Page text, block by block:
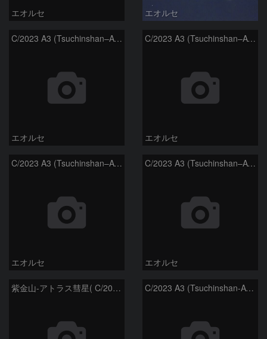
エオルセ エオルセ
C/2023 A3 (Tsuchinshan–ATLAS)
エオルセ
C/2023 A3 (Tsuchinshan–ATLAS)
エオルセ
C/2023 A3 (Tsuchinshan–ATLAS)と天の川
エオルセ
C/2023 A3 (Tsuchinshan–ATLAS)
エオルセ
紫金山-アトラス彗星( C/2023A3 )：2025/09/16 C/2023 A3 (Tsuchinshan-ATLAS)